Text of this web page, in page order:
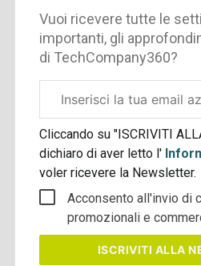
Vuoi ricevere tutte le
importanti, gli
di TechCompany360?
aziendale
Cliccando su "ISCRIVITI
dichiaro di aver letto l'
voler ricevere la Newsletter.
Acconsento all'invio di
promozionali e
ISCRIVITI ALLA